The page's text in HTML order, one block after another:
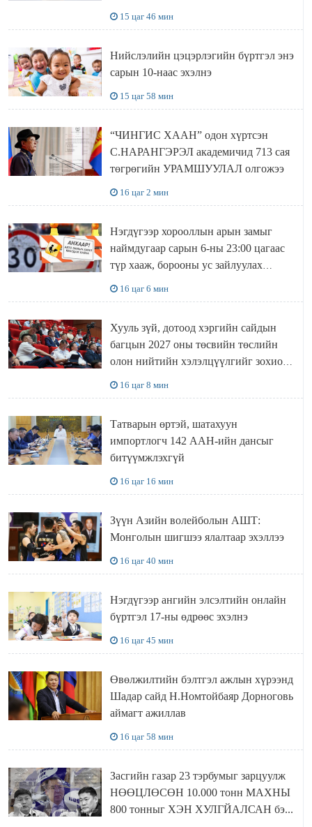
15 цаг 46 мин
Нийслэлийн цэцэрлэгийн бүртгэл энэ
сарын 10-наас эхэлнэ
15 цаг 58 мин
“ЧИНГИС ХААН” одон хүртсэн
С.НАРАНГЭРЭЛ академичид 713 сая
төгрөгийн УРАМШУУЛАЛ олгожээ
16 цаг 2 мин
Нэгдүгээр хорооллын арын замыг
наймдугаар сарын 6-ны 23:00 цагаас
түр хааж, борооны ус зайлуулах
16 цаг 6 мин
Хууль зүй, дотоод хэргийн сайдын
багцын 2027 оны төсвийн төслийн
олон нийтийн хэлэлцүүлгийг зохион
16 цаг 8 мин
Татварын өртэй, шатахуун
импортлогч 142 ААН-ийн дансыг
битүүмжлэхгүй
16 цаг 16 мин
Зүүн Азийн волейболын АШТ:
Монголын шигшээ ялалтаар эхэллээ
16 цаг 40 мин
Нэгдүгээр ангийн элсэлтийн онлайн
бүртгэл 17-ны өдрөөс эхэлнэ
16 цаг 45 мин
Өвөлжилтийн бэлтгэл ажлын хүрээнд
Шадар сайд Н.Номтойбаяр Дорноговь
аймагт ажиллав
16 цаг 58 мин
Засгийн газар 23 тэрбумыг зарцуулж
НӨӨЦЛӨСӨН 10.000 тонн МАХНЫ
800 тонныг ХЭН ХУЛГЙАЛСАН бэ...